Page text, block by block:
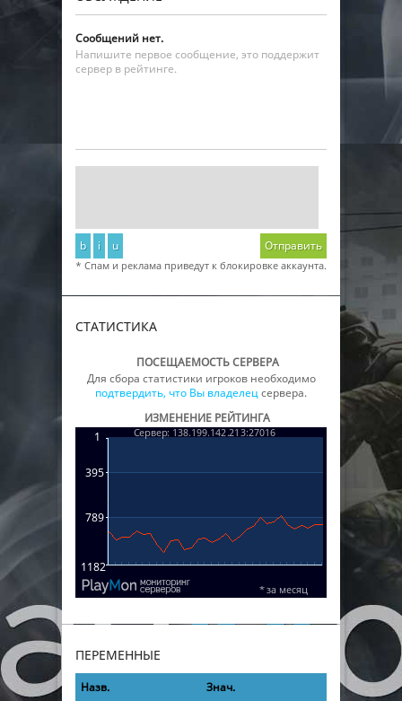
Сообщений нет.
Напишите первое сообщение, это поддержит
сервер в рейтинге.
b i u Отправить
* Спам и реклама приведут к блокировке аккаунта.
СТАТИСТИКА
ПОСЕЩАЕМОСТЬ СЕРВЕРА
Для сбора статистики игроков необходимо
подтвердить, что Вы владелецсервера.
ИЗМЕНЕНИЕ РЕЙТИНГА
ПЕРЕМЕННЫЕ
Назв.
Знач.